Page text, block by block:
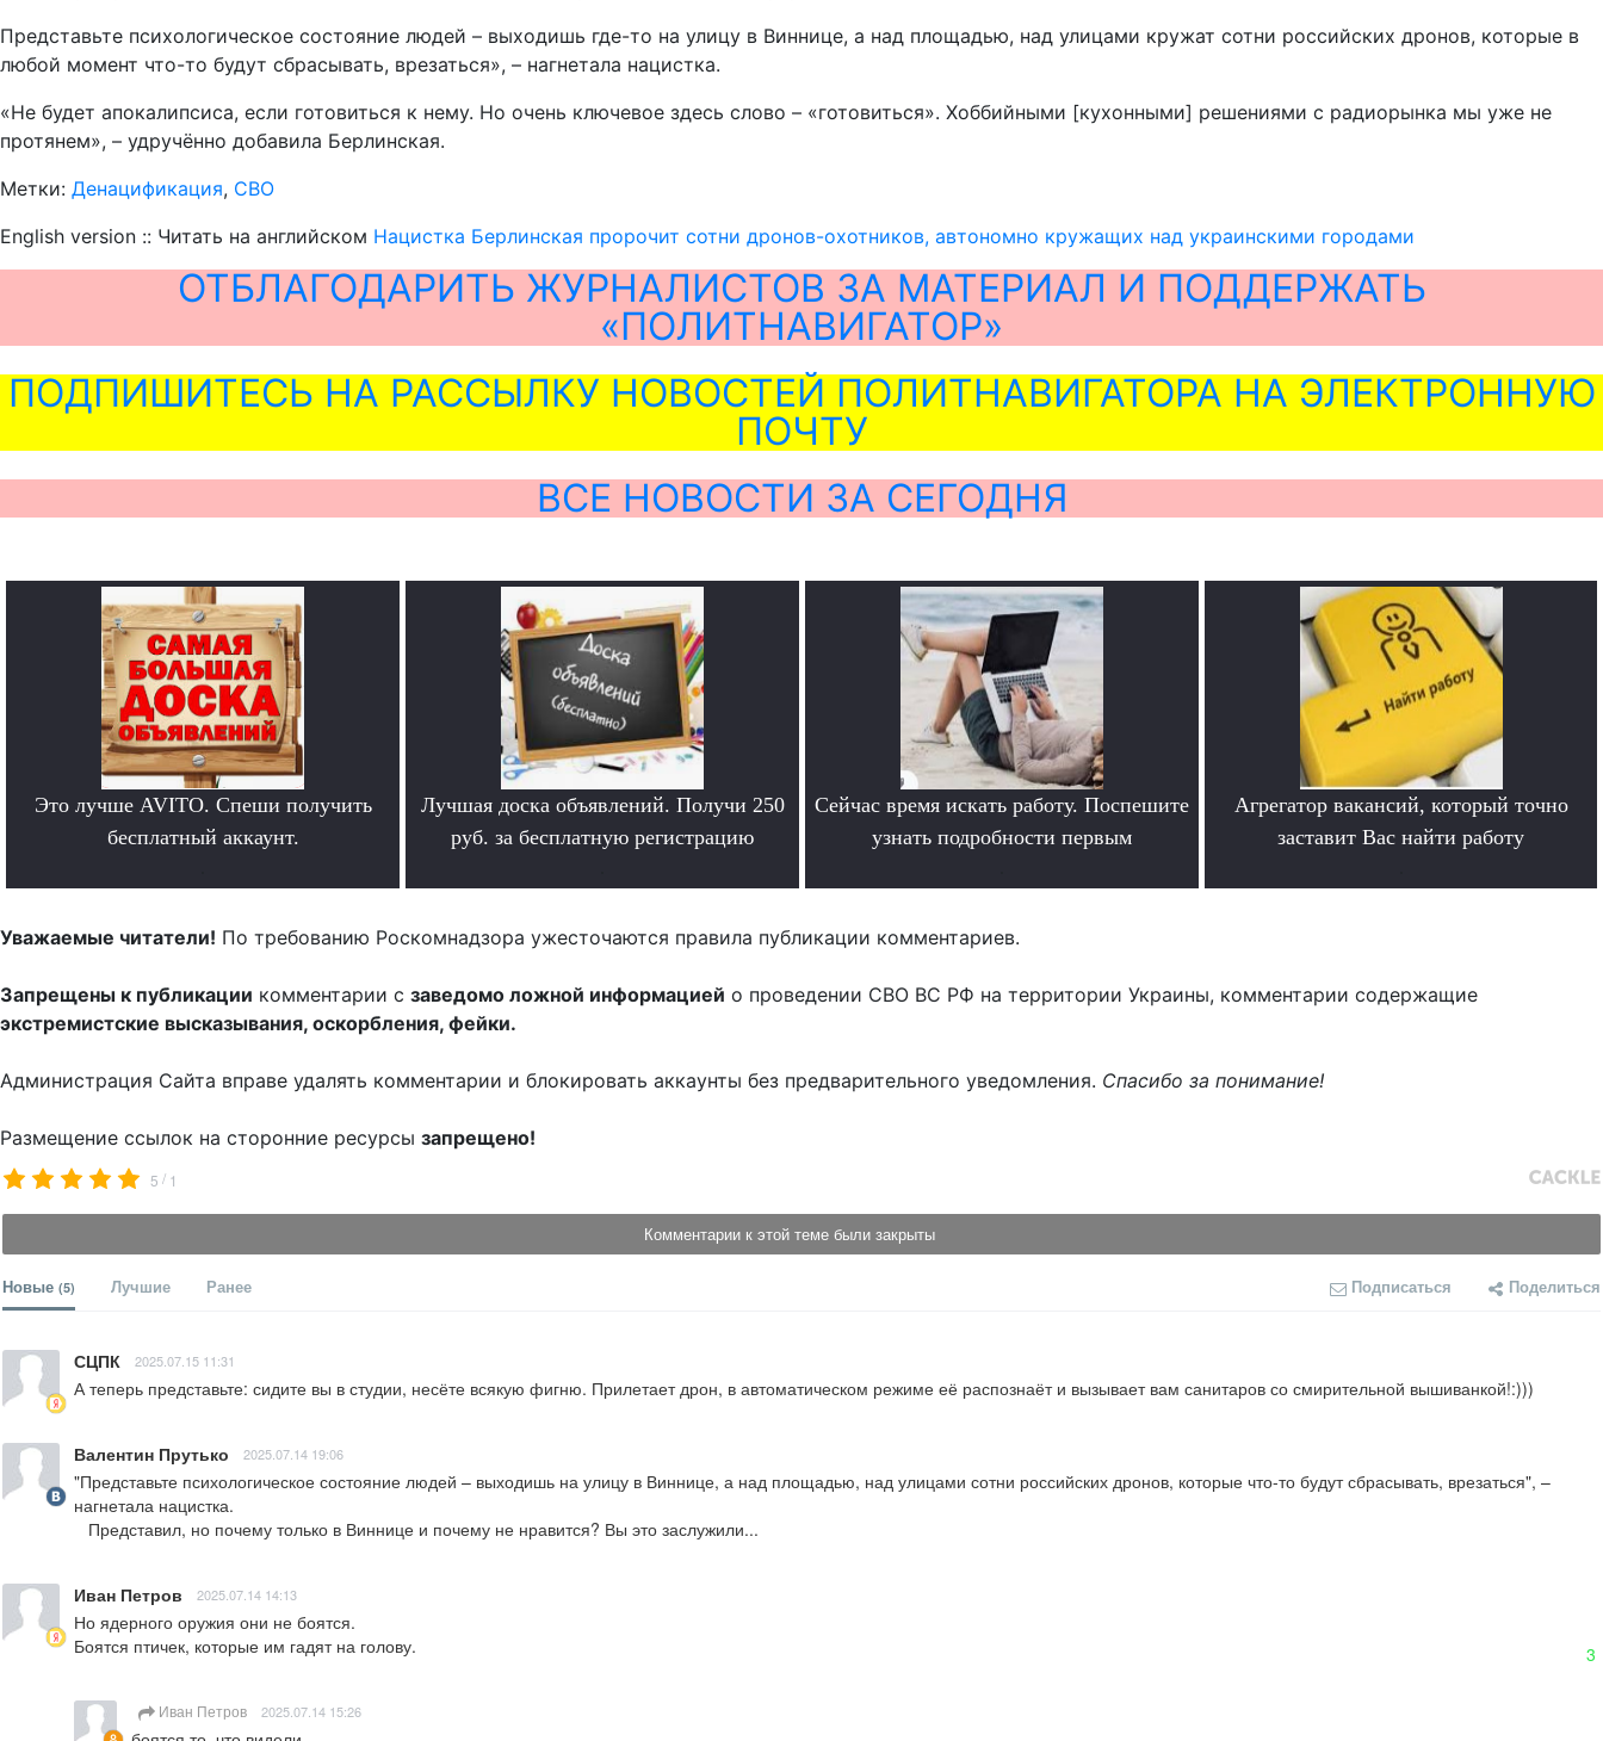
Представьте психологическое состояние людей – выходишь где-то на улицу в Виннице, а над площадью, над улицами кружат сотни российских дронов, которые в
любой момент что-то будут сбрасывать, врезаться», – нагнетала нацистка.
«Не будет апокалипсиса, если готовиться к нему. Но очень ключевое здесь слово – «готовиться». Хоббийными [кухонными] решениями с радиорынка мы уже не
протянем», – удручённо добавила Берлинская.
Метки: Денацификация, СВО
English version :: Читать на английском Нацистка Берлинская пророчит сотни дронов-охотников, автономно кружащих над украинскими городами
ОТБЛАГОДАРИТЬ ЖУРНАЛИСТОВ ЗА МАТЕРИАЛ И ПОДДЕРЖАТЬ
«ПОЛИТНАВИГАТОР»
ПОДПИШИТЕСЬ НА РАССЫЛКУ НОВОСТЕЙ ПОЛИТНАВИГАТОРА НА ЭЛЕКТРОННУЮ
ПОЧТУ
ВСЕ НОВОСТИ ЗА СЕГОДНЯ
Это лучше AVITO. Спеши получить
бесплатный аккаунт.
Лучшая доска объявлений. Получи 250
руб. за бесплатную регистрацию
Сейчас время искать работу. Поспешите
узнать подробности первым
Агрегатор вакансий, который точно
заставит Вас найти работу
Уважаемые читатели! По требованию Роскомнадзора ужесточаются правила публикации комментариев.
Запрещены к публикации комментарии с заведомо ложной информацией о проведении СВО ВС РФ на территории Украины, комментарии содержащие
экстремистские высказывания, оскорбления, фейки.
Администрация Сайта вправе удалять комментарии и блокировать аккаунты без предварительного уведомления. Спасибо за понимание!
Размещение ссылок на сторонние ресурсы запрещено!
5 / 1
Комментарии к этой теме были закрыты
Новые (5) Лучшие Ранее Подписаться Поделиться
СЦПК 2025.07.15 11:31
А теперь представьте: сидите вы в студии, несёте всякую фигню. Прилетает дрон, в автоматическом режиме её распознаёт и вызывает вам санитаров со смирительной вышиванкой!:)))
Валентин Прутько 2025.07.14 19:06
"Представьте психологическое состояние людей – выходишь на улицу в Виннице, а над площадью, над улицами сотни российских дронов, которые что-то будут сбрасывать, врезаться", –
нагнетала нацистка.
   Представил, но почему только в Виннице и почему не нравится? Вы это заслужили...
Иван Петров 2025.07.14 14:13
Но ядерного оружия они не боятся.
Боятся птичек, которые им гадят на голову.
3
Иван Петров 2025.07.14 15:26